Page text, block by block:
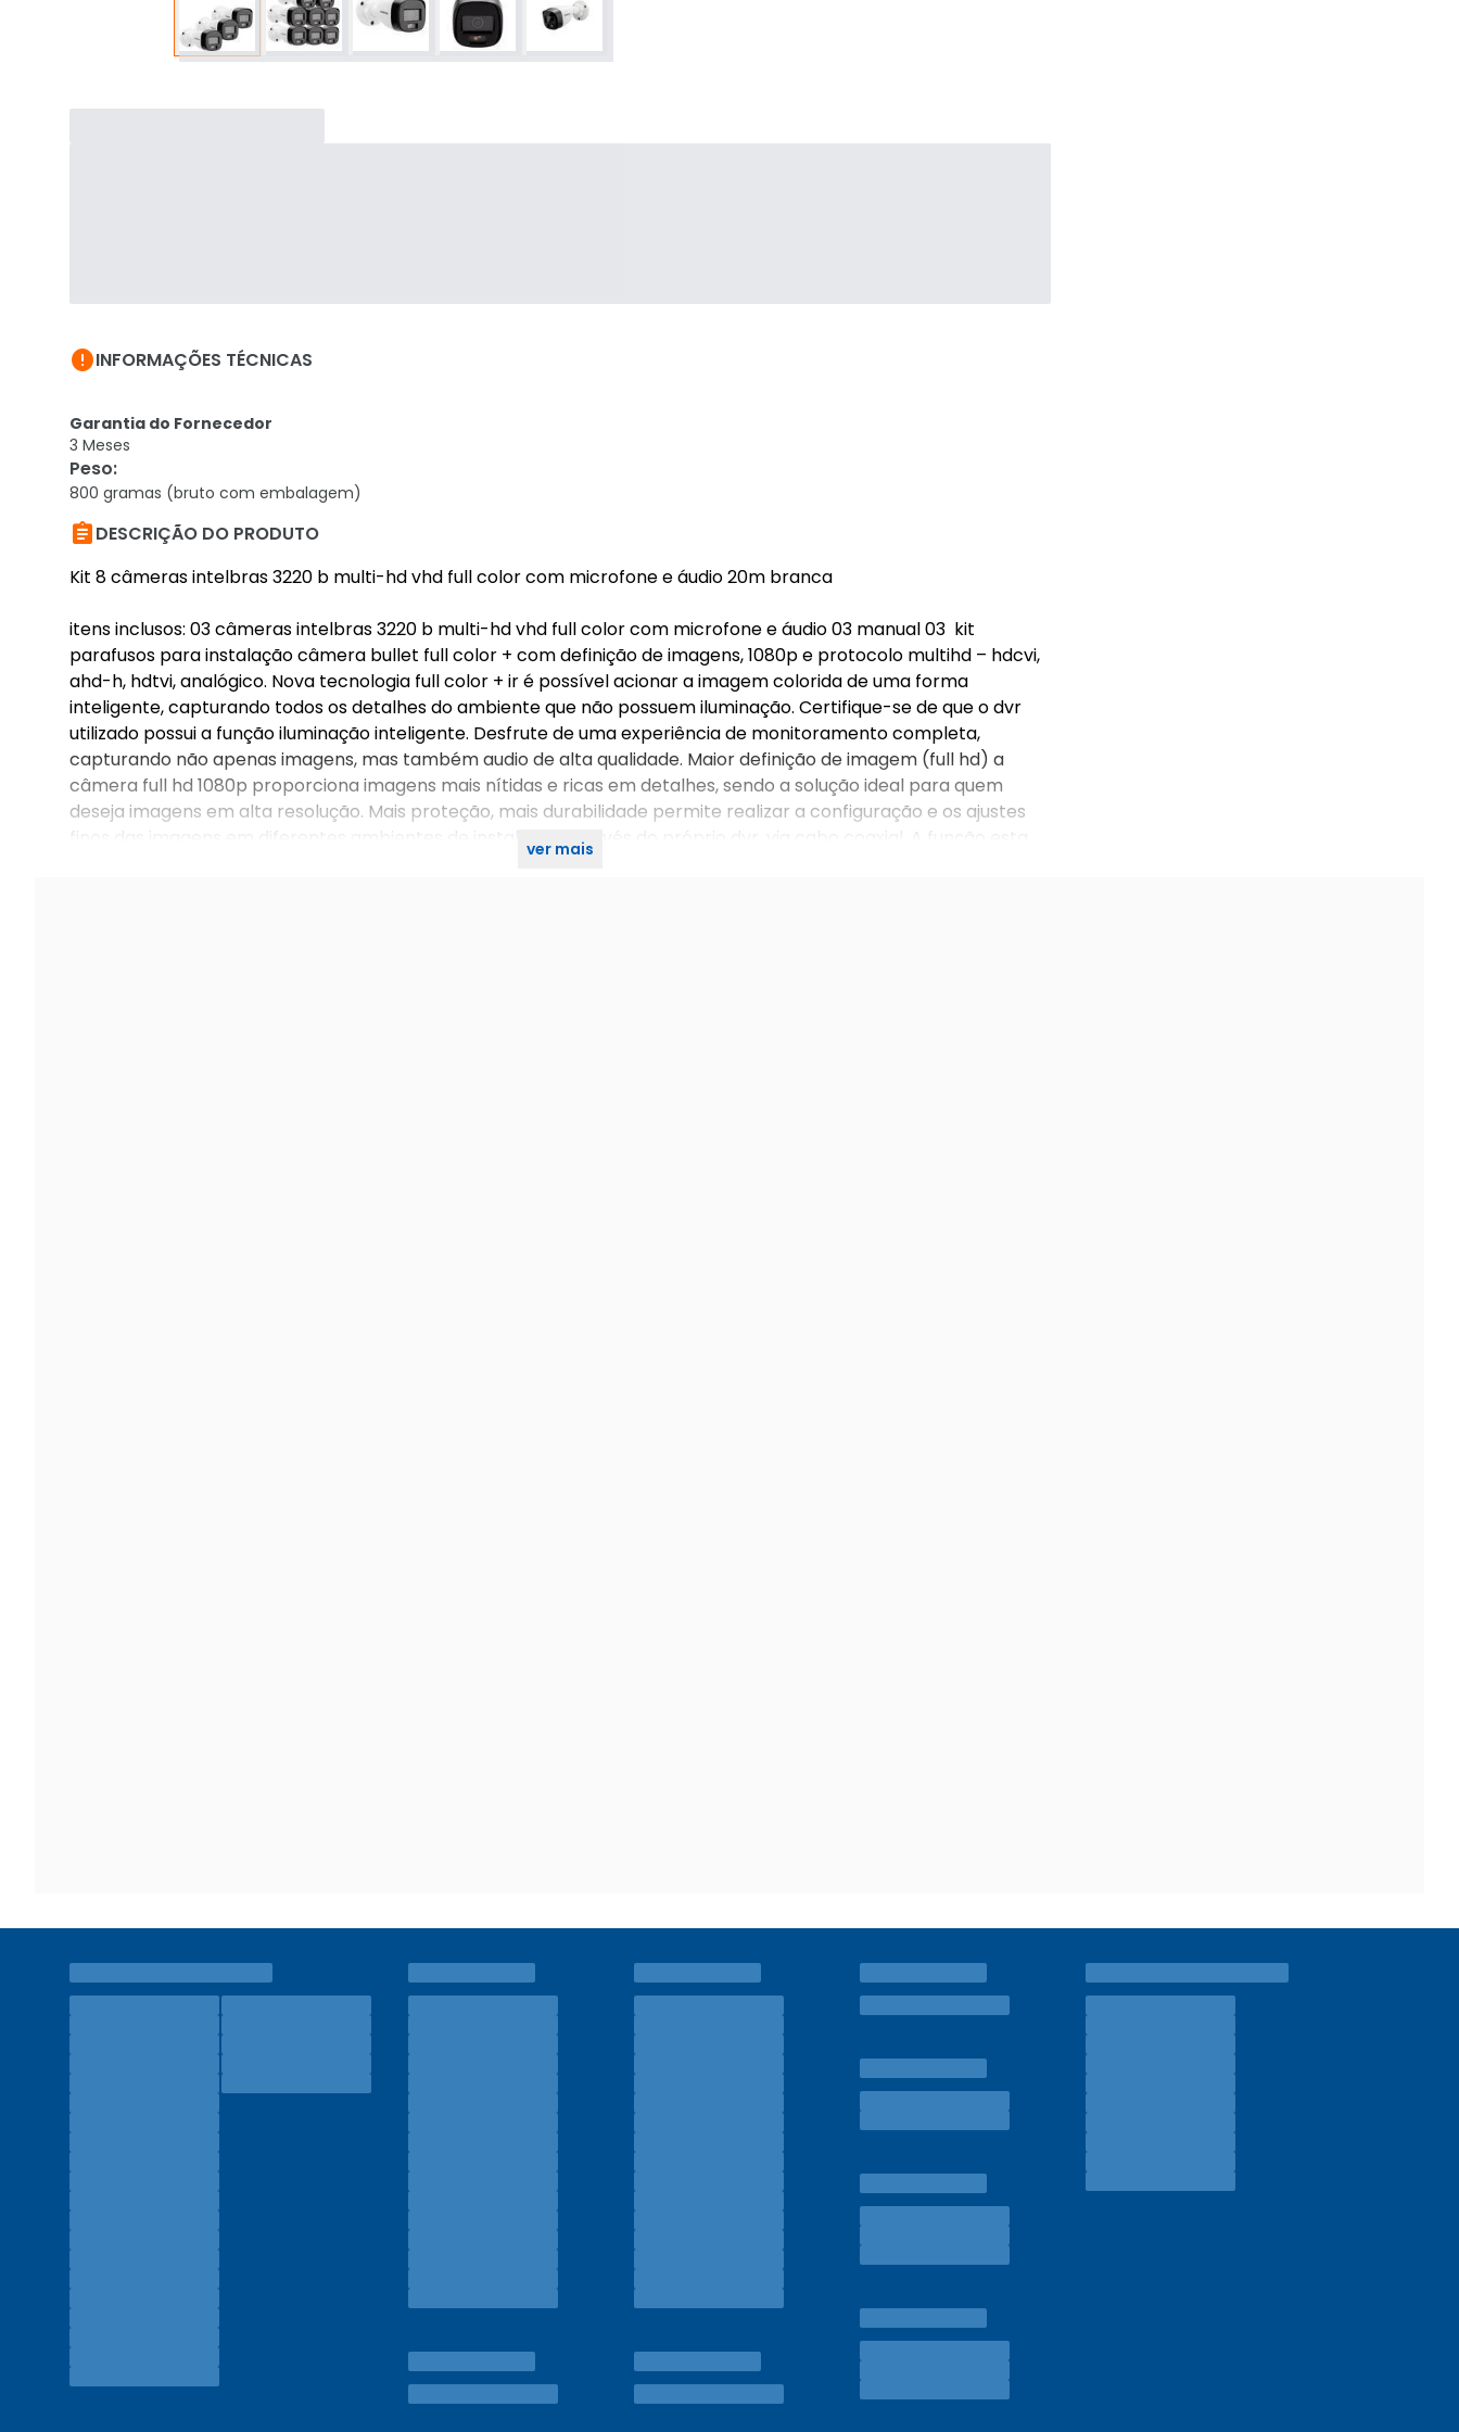
INFORMAÇÕES TÉCNICAS
Garantia do Fornecedor
3 Meses
Peso:
800 gramas (bruto com embalagem)
DESCRIÇÃO DO PRODUTO
Kit 8 câmeras intelbras 3220 b multi-hd vhd full color com microfone e áudio 20m branca
itens inclusos: 03 câmeras intelbras 3220 b multi-hd vhd full color com microfone e áudio 03 manual 03 kit
parafusos para instalação câmera bullet full color + com definição de imagens, 1080p e protocolo multihd – hdcvi,
ahd-h, hdtvi, analógico. Nova tecnologia full color + ir é possível acionar a imagem colorida de uma forma
inteligente, capturando todos os detalhes do ambiente que não possuem iluminação. Certifique-se de que o dvr
utilizado possui a função iluminação inteligente. Desfrute de uma experiência de monitoramento completa,
capturando não apenas imagens, mas também audio de alta qualidade. Maior definição de imagem (full hd) a
câmera full hd 1080p proporciona imagens mais nítidas e ricas em detalhes, sendo a solução ideal para quem
deseja imagens em alta resolução. Mais proteção, mais durabilidade permite realizar a configuração e os ajustes
finos das imagens em diferentes ambientes de instalação através do próprio dvr, via cabo coaxial. A função esta
ver mais